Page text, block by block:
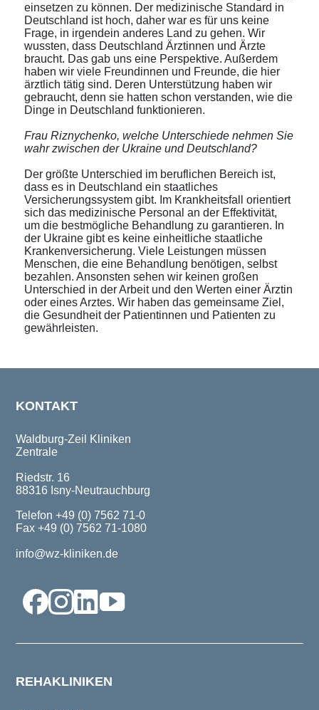
einsetzen zu können. Der medizinische Standard in
Deutschland ist hoch, daher war es für uns keine
Frage, in irgendein anderes Land zu gehen. Wir
wussten, dass Deutschland Ärztinnen und Ärzte
braucht. Das gab uns eine Perspektive. Außerdem
haben wir viele Freundinnen und Freunde, die hier
ärztlich tätig sind. Deren Unterstützung haben wir
gebraucht, denn sie hatten schon verstanden, wie die
Dinge in Deutschland funktionieren.
Frau Riznychenko, welche Unterschiede nehmen Sie
wahr zwischen der Ukraine und Deutschland?
Der größte Unterschied im beruflichen Bereich ist,
dass es in Deutschland ein staatliches
Versicherungssystem gibt. Im Krankheitsfall orientiert
sich das medizinische Personal an der Effektivität,
um die bestmögliche Behandlung zu garantieren. In
der Ukraine gibt es keine einheitliche staatliche
Krankenversicherung. Viele Leistungen müssen
Menschen, die eine Behandlung benötigen, selbst
bezahlen. Ansonsten sehen wir keinen großen
Unterschied in der Arbeit und den Werten einer Ärztin
oder eines Arztes. Wir haben das gemeinsame Ziel,
die Gesundheit der Patientinnen und Patienten zu
gewährleisten.
KONTAKT
Waldburg-Zeil Kliniken
Zentrale
Riedstr. 16
88316 Isny-Neutrauchburg
Telefon +49 (0) 7562 71-0
Fax +49 (0) 7562 71-1080
info@wz-kliniken.de
REHAKLINIKEN